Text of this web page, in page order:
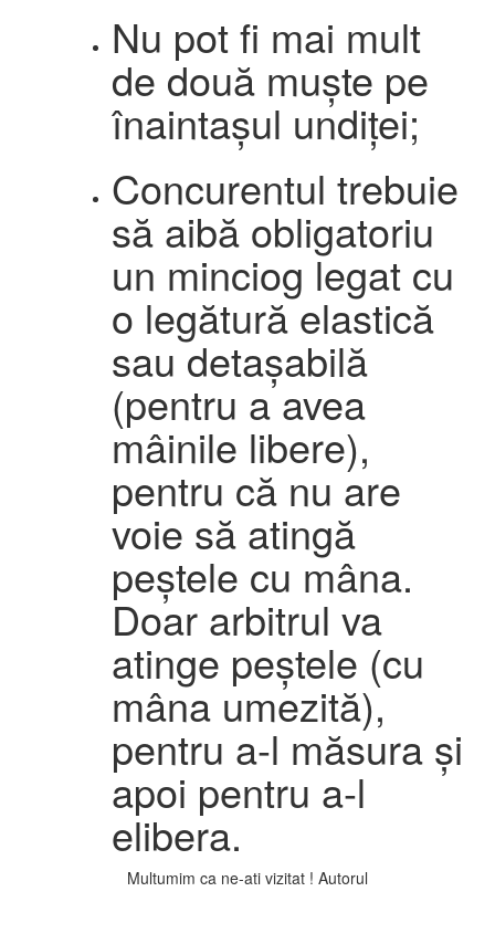
Nu pot fi mai mult
de două muște pe
înaintașul undiței;
Concurentul trebuie
să aibă obligatoriu
un minciog legat cu
o legătură elastică
sau detașabilă
(pentru a avea
mâinile libere),
pentru că nu are
voie să atingă
peștele cu mâna.
Doar arbitrul va
atinge peștele (cu
mâna umezită),
pentru a-l măsura și
apoi pentru a-l
elibera.
Multumim ca ne-ati vizitat ! Autorul